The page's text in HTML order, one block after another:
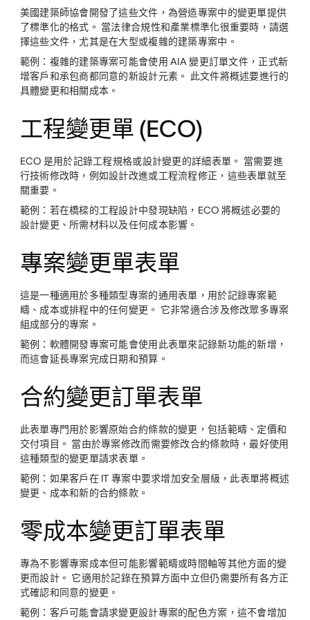
美國建築師協會開發了這些文件，為營造專案中的變更單提供
了標準化的格式。 當法律合規性和產業標準化很重要時，請選
擇這些文件，尤其是在大型或複雜的建築專案中。
範例： 複雜的建築專案可能會使用 AIA 變更訂單文件，正式新
增客戶和承包商都同意的新設計元素。 此文件將概述要進行的
具體變更和相關成本。
工程變更單 (ECO)
ECO 是用於記錄工程規格或設計變更的詳細表單。 當需要進
行技術修改時，例如設計改進或工程流程修正，這些表單就至
關重要。
範例： 若在橋樑的工程設計中發現缺陷，ECO 將概述必要的
設計變更、所需材料以及任何成本影響。
專案變更單表單
這是一種適用於多種類型專案的通用表單，用於記錄專案範
疇、成本或排程中的任何變更。 它非常適合涉及修改眾多專案
組成部分的專案。
範例： 軟體開發專案可能會使用此表單來記錄新功能的新增，
而這會延長專案完成日期和預算。
合約變更訂單表單
此表單專門用於影響原始合約條款的變更，包括範疇、定價和
交付項目。 當由於專案修改而需要修改合約條款時，最好使用
這種類型的變更單請求表單。
範例： 如果客戶在 IT 專案中要求增加安全層級，此表單將概述
變更、成本和新的合約條款。
零成本變更訂單表單
專為不影響專案成本但可能影響範疇或時間軸等其他方面的變
更而設計。 它適用於記錄在預算方面中立但仍需要所有各方正
式確認和同意的變更。
範例： 客戶可能會請求變更設計專案的配色方案，這不會增加